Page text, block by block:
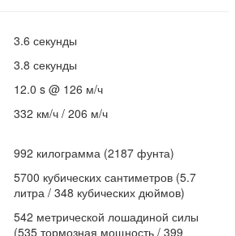
3.6 секунды
3.8 секунды
12.0 s @ 126 м/ч
332 км/ч / 206 м/ч
992 килограмма (2187 фунта)
5700 кубических сантиметров (5.7
литра / 348 кубических дюймов)
542 метрической лошадиной силы
(535 тормозная мощность / 399